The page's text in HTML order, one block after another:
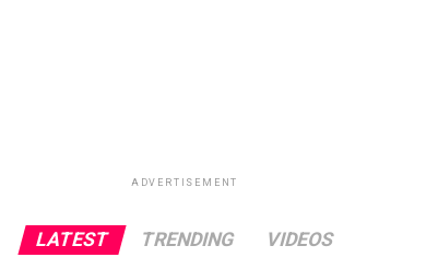
ADVERTISEMENT
LATEST TRENDING VIDEOS